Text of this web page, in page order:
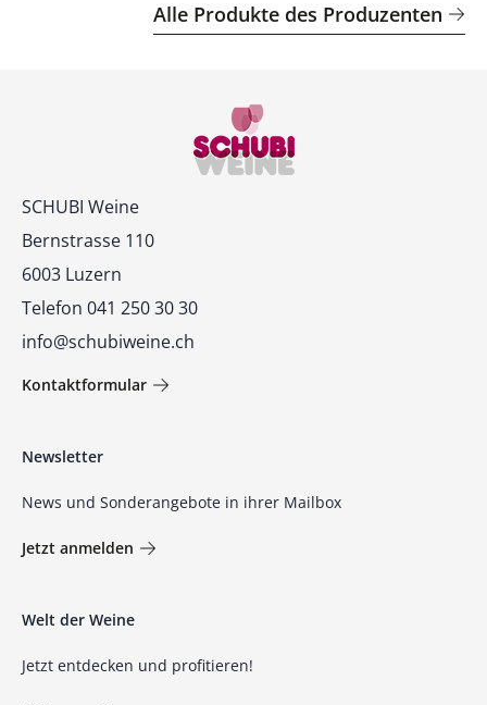
Alle Produkte des Produzenten
Kontakt
SCHUBI Weine
Bernstrasse 110
6003 Luzern
Telefon 041 250 30 30
info@schubiweine.ch
Kontaktformular
Newsletter
News und Sonderangebote in ihrer Mailbox
Jetzt anmelden
Welt der Weine
Jetzt entdecken und profitieren!